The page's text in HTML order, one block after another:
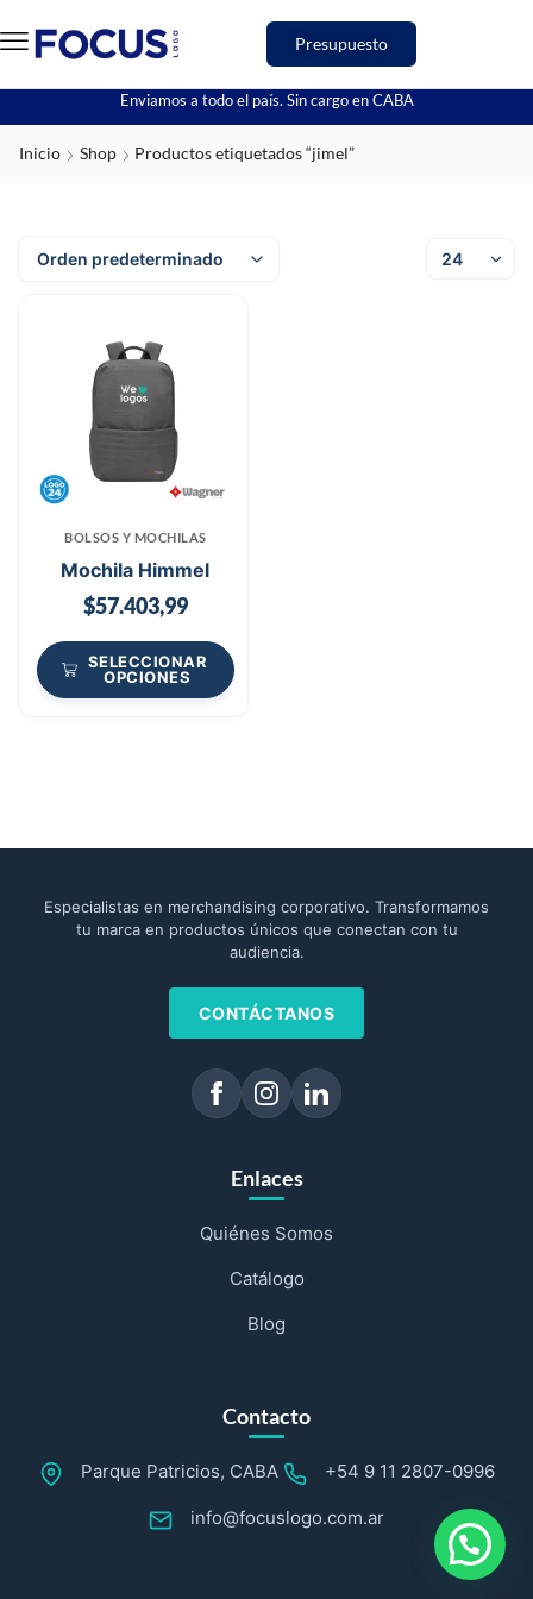
Presupuesto
Enviamos a todo el país. Sin cargo en CABA
Inicio Shop Productos etiquetados “jimel”
BOLSOS Y MOCHILAS
Mochila Himmel
$57.403,99
SELECCIONAR
OPCIONES
Especialistas en merchandising corporativo. Transformamos
tu marca en productos únicos que conectan con tu
audiencia.
CONTÁCTANOS
Enlaces
Quiénes Somos
Catálogo
Blog
Contacto
Parque Patricios, CABA +54 9 11 2807-0996
info@focuslogo.com.ar